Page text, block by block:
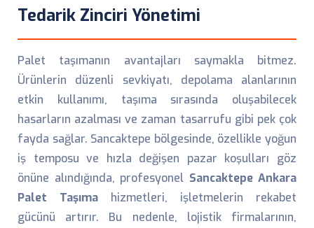
Tedarik Zinciri Yönetimi
Palet taşımanın avantajları saymakla bitmez.
Ürünlerin düzenli sevkiyatı, depolama alanlarının
etkin kullanımı, taşıma sırasında oluşabilecek
hasarların azalması ve zaman tasarrufu gibi pek çok
fayda sağlar. Sancaktepe bölgesinde, özellikle yoğun
iş temposu ve hızla değişen pazar koşulları göz
önüne alındığında, profesyonel Sancaktepe Ankara
Palet Taşıma hizmetleri, işletmelerin rekabet
gücünü artırır. Bu nedenle, lojistik firmalarının,